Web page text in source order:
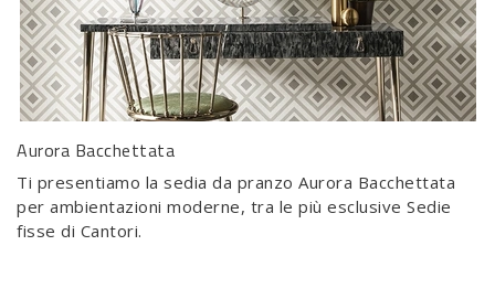
Aurora Bacchettata
Ti presentiamo la sedia da pranzo Aurora Bacchettata
per ambientazioni moderne, tra le più esclusive Sedie
fisse di Cantori.